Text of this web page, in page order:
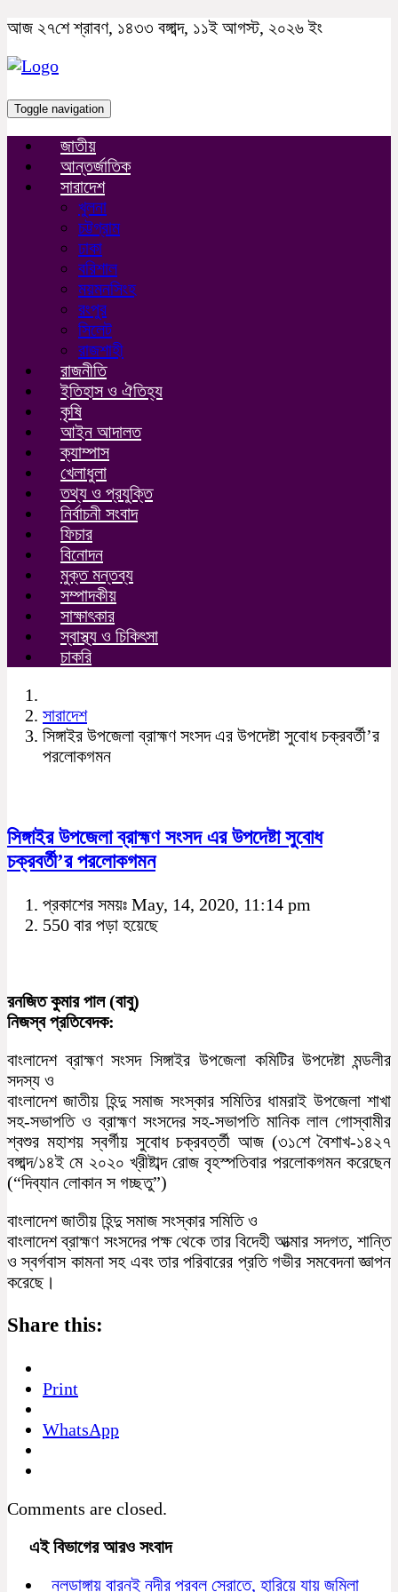
আজ ২৭শে শ্রাবণ, ১৪৩৩ বঙ্গাব্দ, ১১ই আগস্ট, ২০২৬ ইং
Toggle navigation
জাতীয়
আন্তর্জাতিক
সারাদেশ
খুলনা
চট্টগ্রাম
ঢাকা
বরিশাল
ময়মনসিংহ
রংপুর
সিলেট
রাজশাহী
রাজনীতি
ইতিহাস ও ঐতিহ্য
কৃষি
আইন আদালত
ক্যাম্পাস
খেলাধুলা
তথ্য ও প্রযুক্তি
নির্বাচনী সংবাদ
ফিচার
বিনোদন
মুক্ত মন্তব্য
সম্পাদকীয়
সাক্ষাৎকার
স্বাস্থ্য ও চিকিৎসা
চাকরি
সারাদেশ
সিঙ্গাইর উপজেলা ব্রাহ্মণ সংসদ এর উপদেষ্টা সুবোধ চক্রবর্তী’র
পরলোকগমন
সিঙ্গাইর উপজেলা ব্রাহ্মণ সংসদ এর উপদেষ্টা সুবোধ
চক্রবর্তী’র পরলোকগমন
প্রকাশের সময়ঃ May, 14, 2020, 11:14 pm
550 বার পড়া হয়েছে
রনজিত কুমার পাল (বাবু)
নিজস্ব প্রতিবেদক:
বাংলাদেশ ব্রাহ্মণ সংসদ সিঙ্গাইর উপজেলা কমিটির উপদেষ্টা মন্ডলীর
সদস্য ও
বাংলাদেশ জাতীয় হিন্দু সমাজ সংস্কার সমিতির ধামরাই উপজেলা শাখা
সহ-সভাপতি ও ব্রাহ্মণ সংসদের সহ-সভাপতি মানিক লাল গোস্বামীর
শ্বশুর মহাশয় স্বর্গীয় সুবোধ চক্রবর্ত্তী আজ (৩১শে বৈশাখ-১৪২৭
বঙ্গাব্দ/১৪ই মে ২০২০ খ্রীষ্টাব্দ রোজ বৃহস্পতিবার পরলোকগমন করেছেন
(“দিব্যান লোকান স গচ্ছতু”)
বাংলাদেশ জাতীয় হিন্দু সমাজ সংস্কার সমিতি ও
বাংলাদেশ ব্রাহ্মণ সংসদের পক্ষ থেকে তার বিদেহী আত্মার সদগত, শান্তি
ও স্বর্গবাস কামনা সহ এবং তার পরিবারের প্রতি গভীর সমবেদনা জ্ঞাপন
করেছে।
Share this:
Print
WhatsApp
Comments are closed.
এই বিভাগের আরও সংবাদ
নলডাঙ্গায় বারনই নদীর প্রবল স্রোতে, হারিয়ে যায় জমিলা